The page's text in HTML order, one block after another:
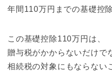
年間110万円までの基礎控
この基礎控除110万円は、
贈与税がかからないだけで
相続税の対象にもならない